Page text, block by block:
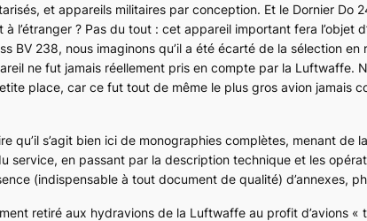
et appareils militaires par conception. Et le Dornier Do
à l’étranger ? Pas du tout : cet appareil important fera l’objet
BV 238, nous imaginons qu’il a été écarté de la sélection en
ne fut jamais réellement pris en compte par la Luftwaffe.
place, car ce fut tout de même le plus gros avion jamais
qu’il s’agit bien ici de monographies complètes, menant de
service, en passant par la description technique et les
(indispensable à tout document de qualité) d’annexes,
retiré aux hydravions de la Luftwaffe au profit d’avions «